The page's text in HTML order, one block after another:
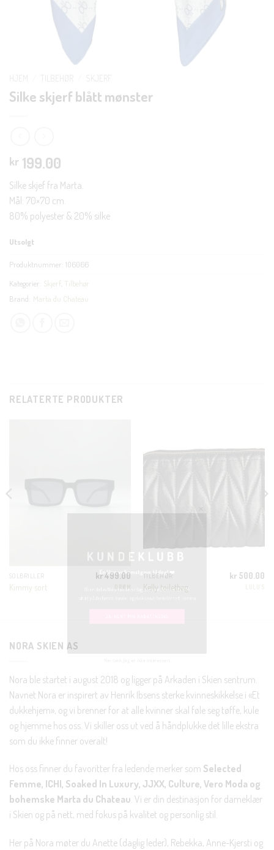
Silke skjerf blått mønster
kr 199.00
Silke skjef fra Marta.
Mål: 70×70 cm.
80% polyester & 20% silke
Utsolgt
Produktnummer: 106066
Kategorier: Skjerf
Tilbehør
Brand: Marta du Chateau
RELATERTE PRODUKTER
SOLBRILLER
Kimmy sort
kr499.00
DRØM
TILBEHØR
Kelly toiletbag
kr 500.00
NORA SKIEN AS
Nora ble startet i august 2018 og ligger på Arkaden i Skien sentrum.
Navnet Nora er inspirert av Henrik Ibsens sterke kvinneskikkelse i «Et
dukkehjem», og vi brenner for at alle kvinner skal føle seg tøffe, kule
og hjemme hos oss. Vi skiller oss ut ved å håndplukke det lille ekstra
som du ikke finner overalt!
Hos oss finner du favoritter fra ledende merker som Selected
Femme, ICHI, Soaked In Luxury, JJXX, Culture, Vero Moda og
bohemske Marta du Chateau. Vi er din destinasjon for dameklær
i Skien og på nett, med fokus på kvalitet og personlig stil.
Her på Nora møter du Anette (daglig leder), Rebekka, Anne-Kjersti og
Bli en del av Nora-familien i dag. Som medlem får du 10%
Nei takk, Jeg er ikke interessert